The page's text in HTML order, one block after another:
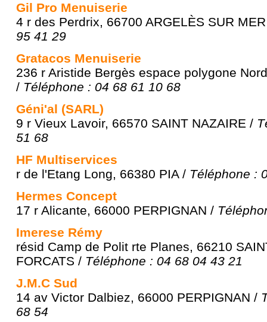
Gil Pro Menuiserie
4 r des Perdrix, 66700 ARGELÈS SUR
95 41 29
Gratacos Menuiserie
236 r Aristide Bergès espace polygone
/ Téléphone : 04 68 61 10 68
Géni'al (SARL)
9 r Vieux Lavoir, 66570 SAINT NAZAIRE /
51 68
HF Multiservices
r de l'Etang Long, 66380 PIA / Téléphone :
Hermes Concept
17 r Alicante, 66000 PERPIGNAN /
Imerese Rémy
résid Camp de Polit rte Planes, 66210
FORCATS / Téléphone : 04 68 04 43 21
J.M.C Sud
14 av Victor Dalbiez, 66000 PERPIGNAN /
68 54